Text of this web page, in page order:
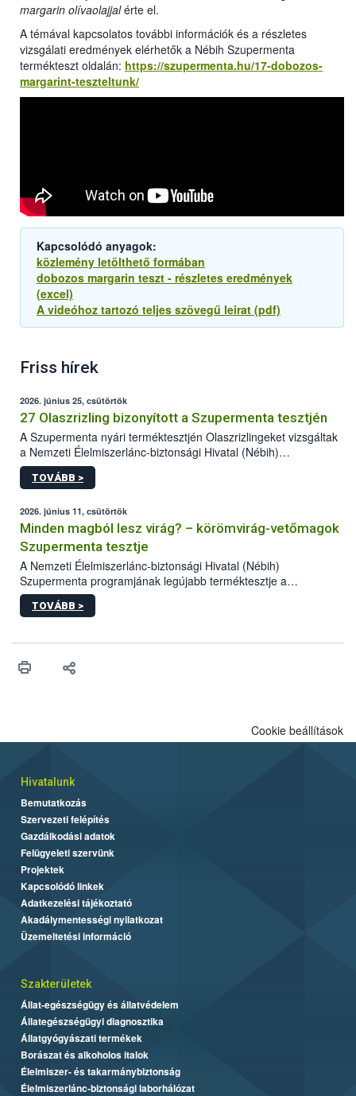
margarin olívaolajjalérte el.
A témával kapcsolatos további információk és a részletes
vizsgálati eredmények elérhetők a Nébih Szupermenta
termékteszt oldalán: https://szupermenta.hu/17-dobozos-
margarint-teszteltunk/
Kapcsolódó anyagok:
közlemény letölthető formában
dobozos margarin teszt - részletes eredmények
(excel)
A videóhoz tartozó teljes szövegű leirat (pdf)
Friss hírek
2026. június 25, csütörtök
27 Olaszrizling bizonyított a Szupermenta tesztjén
A Szupermenta nyári terméktesztjén Olaszrizlingeket vizsgáltak
a Nemzeti Élelmiszerlánc-biztonsági Hivatal (Nébih)
szakemberei. Összesen 27 bor került „nagyító alá”, melyek az
élelmiszerbiztonsági és -minőségi vizsgálatok, valamint a
vizsgálaton az is kiderült, melyek a kóstolók által
legkedveltebbnek ítélt Olaszrizlingek.
TOVÁBB >
2026. június 11, csütörtök
Minden magból lesz virág? – körömvirág-vetőmagok
Szupermenta tesztje
A Nemzeti Élelmiszerlánc-biztonsági Hivatal (Nébih)
Szupermenta programjának legújabb terméktesztje a
körömvirág-vetőmagokra fókuszált. A hatósági vizsgálatokon a
szakemberek 16 kereskedelmi forgalomban kapható terméket
meg a jogszabályi előírásoknak, egy további termék pedig a
felügyelők mind a négy esetben eljárást indítottak és elrendelték
folytatódik a növények fejlődésének nyomonkövetésével.
TOVÁBB >
Cookie beállítások
Hivatalunk
Bemutatkozás
Szervezeti felépítés
Gazdálkodási adatok
Felügyeleti szervünk
Projektek
Kapcsolódó linkek
Adatkezelési tájékoztató
Akadálymentességi nyilatkozat
Üzemeltetési információ
Szakterületek
Állat-egészségügy és állatvédelem
Állategészségügyi diagnosztika
Állatgyógyászati termékek
Borászat és alkoholos italok
Élelmiszer- és takarmánybiztonság
Élelmiszerlánc-biztonsági laborhálózat